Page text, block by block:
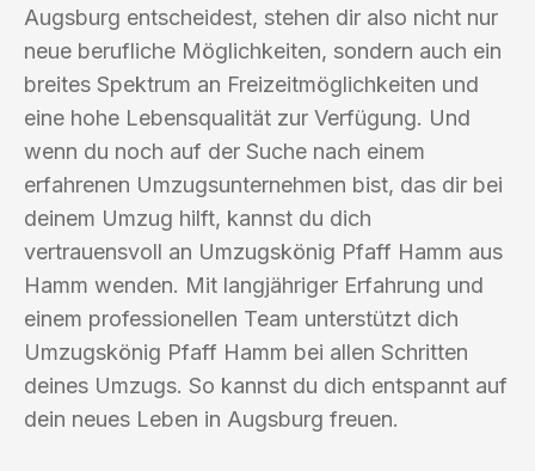
Augsburg entscheidest, stehen dir also nicht nur
neue berufliche Möglichkeiten, sondern auch ein
breites Spektrum an Freizeitmöglichkeiten und
eine hohe Lebensqualität zur Verfügung. Und
wenn du noch auf der Suche nach einem
erfahrenen Umzugsunternehmen bist, das dir bei
deinem Umzug hilft, kannst du dich
vertrauensvoll an Umzugskönig Pfaff Hamm aus
Hamm wenden. Mit langjähriger Erfahrung und
einem professionellen Team unterstützt dich
Umzugskönig Pfaff Hamm bei allen Schritten
deines Umzugs. So kannst du dich entspannt auf
dein neues Leben in Augsburg freuen.